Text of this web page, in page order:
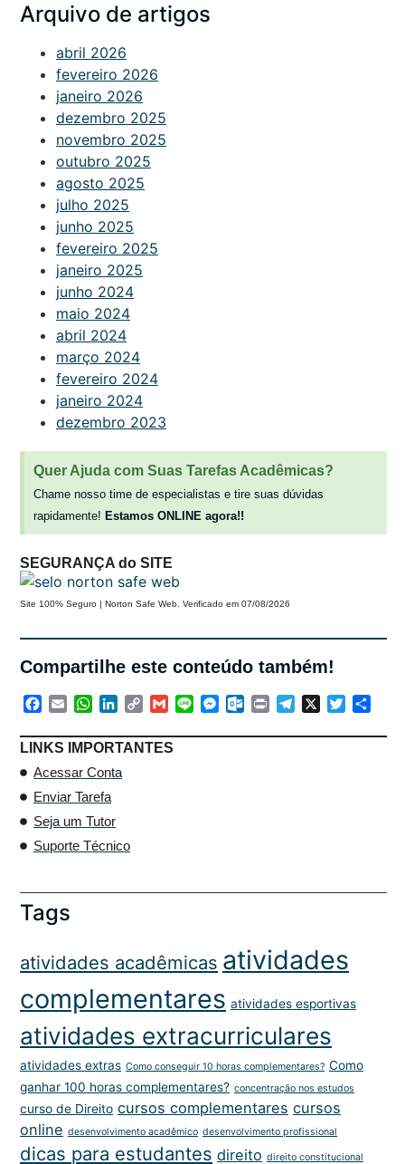
Arquivo de artigos
abril 2026
fevereiro 2026
janeiro 2026
dezembro 2025
novembro 2025
outubro 2025
agosto 2025
julho 2025
junho 2025
fevereiro 2025
janeiro 2025
junho 2024
maio 2024
abril 2024
março 2024
fevereiro 2024
janeiro 2024
dezembro 2023
Quer Ajuda com Suas Tarefas Acadêmicas?
Chame nosso time de especialistas e tire suas dúvidas
rapidamente! Estamos ONLINE agora!!
SEGURANÇA do SITE
Site 100% Seguro | Norton Safe Web. Verificado em 07/08/2026
Compartilhe este conteúdo também!
Facebook
EmailWhatsApp
LinkedIn
Copy GmailLine Messenger
Outlook.com
Print Telegram Twitter
LINKS IMPORTANTES
Acessar Conta
Enviar Tarefa
Seja um Tutor
Suporte Técnico
Tags
atividades acadêmicas atividades
complementares atividades esportivas
atividades extracurriculares
atividades extras Como conseguir 10 horas complementares? Como
ganhar 100 horas complementares? concentração nos estudos
curso de Direito cursos complementares cursos
online desenvolvimento acadêmico desenvolvimento profissional
dicas para estudantes direito direito constitucional